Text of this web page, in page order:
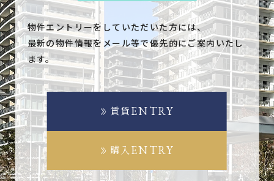
物件エントリーをしていただいた方には、
最新の物件情報をメール等で優先的にご案内いたし
ます。
賃貸 ENTRY
購入 ENTRY